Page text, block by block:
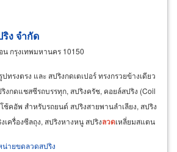
ง จำกัด
กรุงเทพมหานคร 10150
รงตรง และ สปริงกดเตเปอร์ ทรงกรวยข้างเดียว
งกดแชสซีรถบรรทุก, สปริงครัช, คอยล์สปริง (Coil
ช้คอัพ สำหรับรถยนต์ สปริงสายพานลำเลียง, สปริง
เครื่องซีลถุง, สปริงหางหนู สปริงลวดเหลี่ยมสแตน
ายขดลวดสปริง